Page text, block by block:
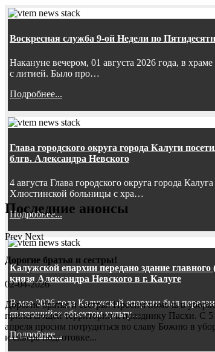
Воскресная служба 9-ой Недели по
Накануне вечером, 01 августа 2026 года, в
с литией. Было про…
Подробнее...
Глава городского округа города Калуги
блгв. Александра Невского
4 августа Глава городского округа города
Хлюстинской больницы с хра…
Подробнее...
Калужской епархии передано здание
князя Александра Невского в г. Калуге
В мае 2026 года Калужской епархии был
являющийся объектом культу…
Подробнее...
Последние анонсы
Prev Next
Дорогие братья и сестры!
02-04-2026
Дорогие братья и сестры! Просим помочь в
прилегающей территории к празднику Пасхи. С 5
апреля просим потрудиться во славу Божию в
и сквера подготовке...